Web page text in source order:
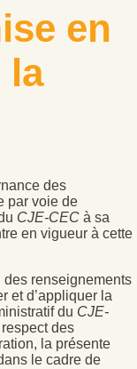
en
la
des
par voie de
CJE-CEC à sa
en vigueur à cette
des renseignements
et d’appliquer la
du CJE-
des
la présente
le cadre de